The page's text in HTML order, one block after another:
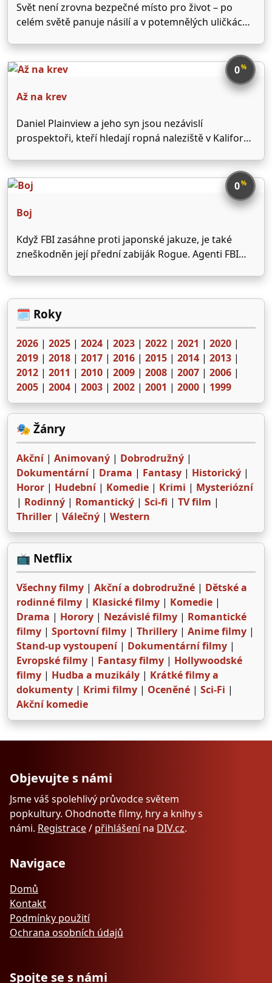
Svět není zrovna bezpečné místo pro život – po
celém světě panuje násilí a v potemnělých uličkách
byl zrozen jako nástroj pro zabíjení těch, kteří to
způsobují. Je přesný, důsledný, spolehlivý, …
0%
Až na krev
Daniel Plainview a jeho syn jsou nezávislí
prospektoři, kteří hledají ropná naleziště v Kalifornii
ambiciózní mladý kazatel Eli Sunday. Jejich bitva se
stane centrem temně komického historického 0%
Boj
Když FBI zasáhne proti japonské jakuze, je také
zneškodněn její přední zabiják Rogue. Agenti FBI
Statham), kteří se akce také zúčastnili, chystají pro
své rodiny party. Neznámý zabiják však zavraždí
Toma i …
🗓️ Roky
2026 | 2025 | 2024 | 2023 | 2022 | 2021 | 2020 |
2019 | 2018 | 2017 | 2016 | 2015 | 2014 | 2013 |
2012 | 2011 | 2010 | 2009 | 2008 | 2007 | 2006 |
2005 | 2004 | 2003 | 2002 | 2001 | 2000 | 1999
🎭 Žánry
Akční| Animovaný | Dobrodružný |
Dokumentární| Drama | Fantasy | Historický |
Horor | Hudební| Komedie | Krimi | Mysteriózní
| Rodinný | Romantický | Sci-fi | TV film |
Thriller | Válečný | Western
📺 Netflix
Všechny filmy | Akční a dobrodružné | Dětské a
rodinné filmy | Klasické filmy | Komedie |
Drama | Horory | Nezávislé filmy | Romantické
filmy | Sportovní filmy | Thrillery | Anime filmy |
Stand-up vystoupení| Dokumentární filmy |
Evropské filmy | Fantasy filmy | Hollywoodské
filmy | Hudba a muzikály | Krátké filmy a
dokumenty | Krimi filmy | Oceněné | Sci-Fi |
Akční komedie
Objevujte s námi
Jsme váš spolehlivý průvodce světem
popkultury. Ohodnoťte filmy, hry a knihy s
námi. Registrace/ přihlášenína DIV.cz.
Navigace
Domů
Kontakt
Podmínky použití
Ochrana osobních údajů
Spojte se s námi